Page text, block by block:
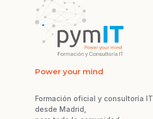
Power your mind
Formación oficial y consultoría IT
desde Madrid,